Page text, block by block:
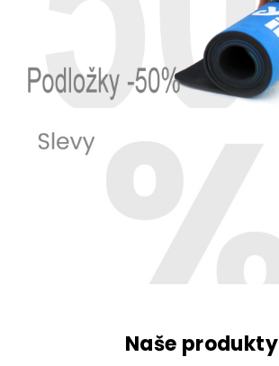
Naše produkty